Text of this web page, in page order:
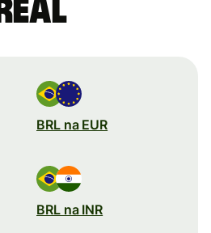
real
BRL na EUR
BRL na INR